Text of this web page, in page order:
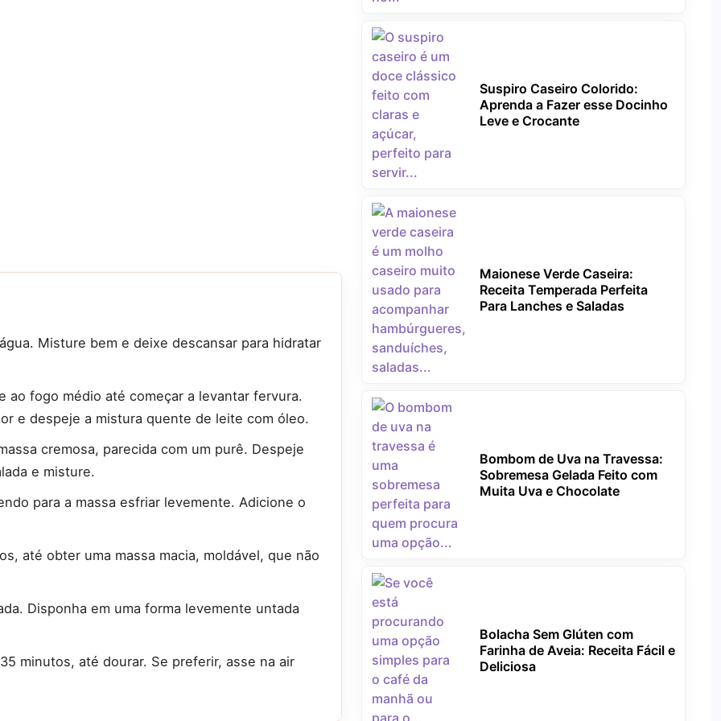
Misture bem e deixe descansar para hidratar
ao fogo médio até começar a levantar fervura.
e despeje a mistura quente de leite com óleo.
cremosa, parecida com um purê. Despeje
e misture.
para a massa esfriar levemente. Adicione o
até obter uma massa macia, moldável, que não
Disponha em uma forma levemente untada
minutos, até dourar. Se preferir, asse na air
Suspiro Caseiro Colorido:
Aprenda a Fazer esse Docinho
Leve e Crocante
Maionese Verde Caseira:
Receita Temperada Perfeita
Para Lanches e Saladas
Bombom de Uva na Travessa:
Sobremesa Gelada Feito com
Muita Uva e Chocolate
Bolacha Sem Glúten com
Farinha de Aveia: Receita Fácil e
Deliciosa